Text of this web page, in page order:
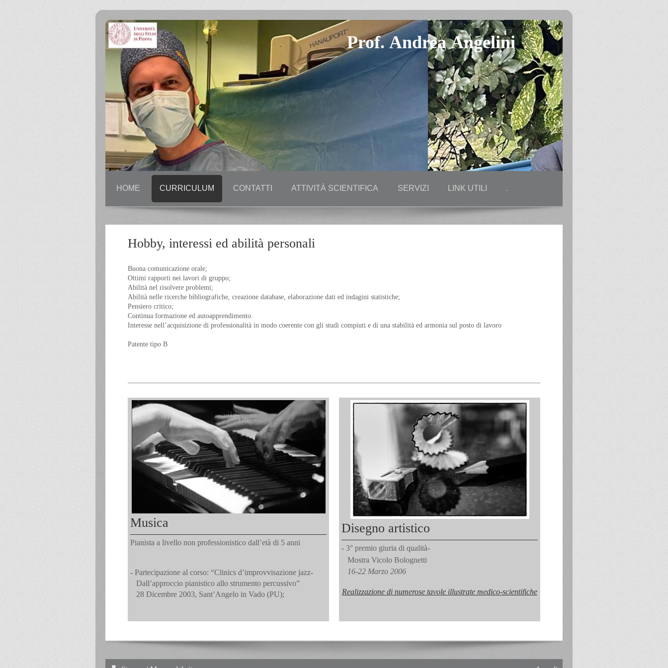
Prof. Andrea Angelini
HOME CURRICULUM CONTATTI ATTIVITÀ SCIENTIFICA SERVIZI LINK UTILI .
Hobby, interessi ed abilità personali
Buona comunicazione orale;
Ottimi rapporti nei lavori di gruppo;
Abilità nel risolvere problemi;
Abilità nelle ricerche bibliografiche, creazione database, elaborazione dati ed indagini statistiche;
Pensiero critico;
Continua formazione ed autoapprendimento.
Interesse nell’acquisizione di professionalità in modo coerente con gli studi compiuti e di una stabilità ed armonia sul posto di lavoro
Patente tipo B
Musica
Pianista a livello non professionistico dall’età di 5 anni
- Partecipazione al corso: “Clinics d’improvvisazione jazz-
Dall’approccio pianistico allo strumento percussivo”
28 Dicembre 2003, Sant’Angelo in Vado (PU);
Disegno artistico
- 3° premio giuria di qualità-
Mostra Vicolo Bolognetti
16-22 Marzo 2006
Realizzazione di numerose tavole illustrate medico-scientifiche